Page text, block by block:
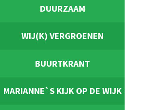
DUURZAAM
WIJ(K) VERGROENEN
BUURTKRANT
MARIANNE`S KIJK OP DE WIJK